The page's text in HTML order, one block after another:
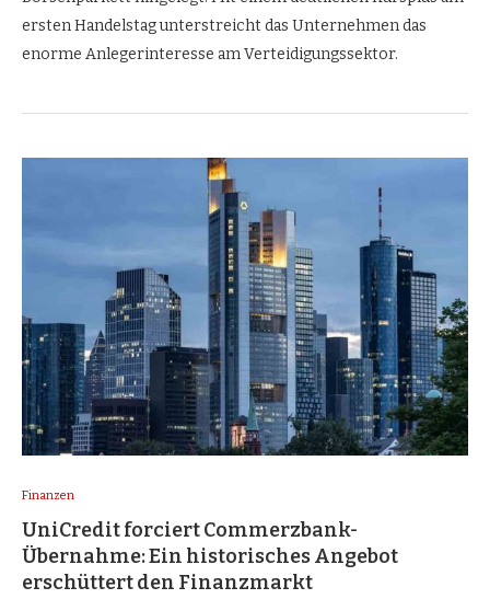
ersten Handelstag unterstreicht das Unternehmen das
enorme Anlegerinteresse am Verteidigungssektor.
Finanzen
UniCredit forciert Commerzbank-
Übernahme: Ein historisches Angebot
erschüttert den Finanzmarkt